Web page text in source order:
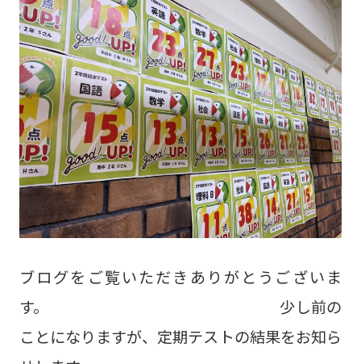
ブログをご覧いただきありがとうございま
す。 少し前の
ことになりますが、定期テストの結果をお知ら